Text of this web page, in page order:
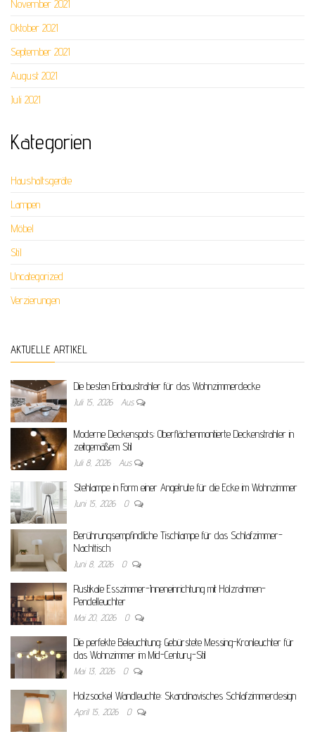
November 2021
Oktober 2021
September 2021
August 2021
Juli 2021
Kategorien
Haushaltsgeräte
Lampen
Möbel
Stil
Uncategorized
Verzierungen
AKTUELLE ARTIKEL
Die besten Einbaustrahler für das Wohnzimmerdecke
Juli 15, 2026 Aus
Moderne Deckenspots: Oberflächenmontierte Deckenstrahler in
zeitgemäßem Stil
Juli 8, 2026 Aus
Stehlampe in Form einer Angelrute für die Ecke im Wohnzimmer
Juni 15, 2026 0
Berührungsempfindliche Tischlampe für das Schlafzimmer-
Nachttisch
Juni 8, 2026 0
Rustikale Esszimmer-Inneneinrichtung mit Holzrahmen-
Pendelleuchter
Mai 20, 2026 0
Die perfekte Beleuchtung: Gebürstete Messing-Kronleuchter für
das Wohnzimmer im Mid-Century-Stil
Mai 13, 2026 0
Holzsockel Wandleuchte: Skandinavisches Schlafzimmerdesign
April 15, 2026 0